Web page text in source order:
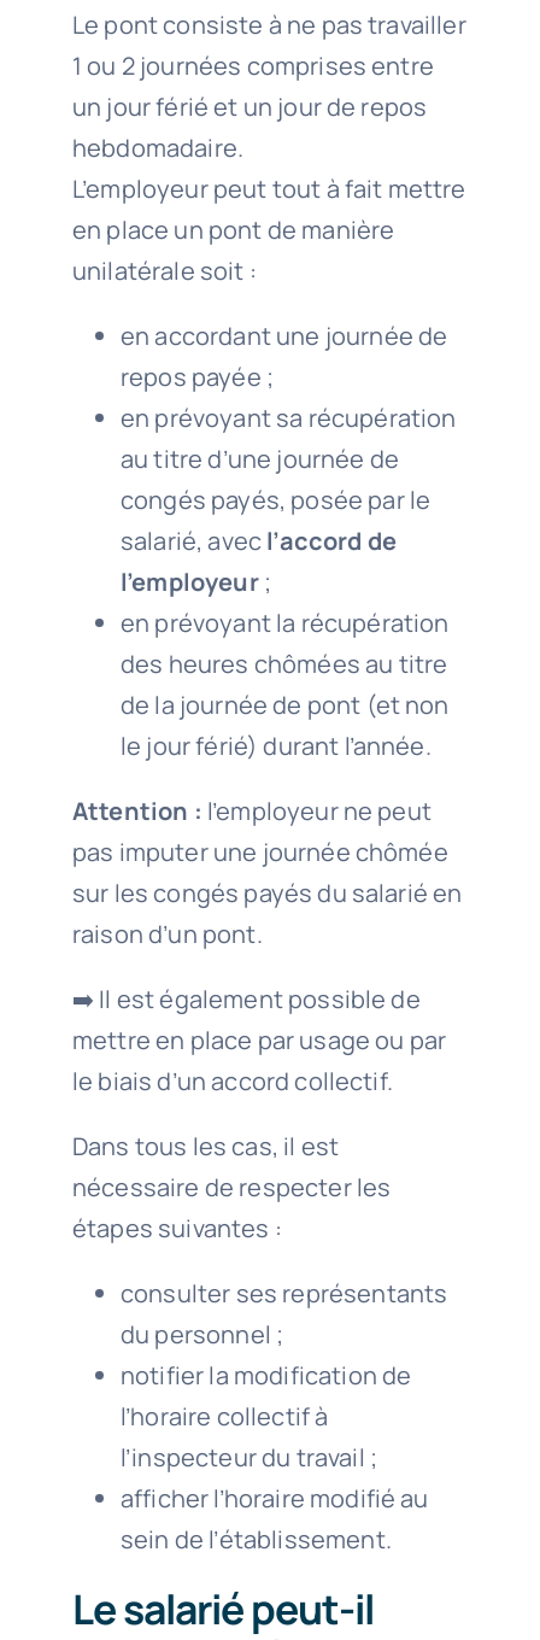
Le pont consiste à ne pas travailler
1 ou 2 journées comprises entre
un jour férié et un jour de repos
hebdomadaire.
L’employeur peut tout à fait mettre
en place un pont de manière
unilatérale soit :
en accordant une journée de
repos payée ;
en prévoyant sa récupération
au titre d’une journée de
congés payés, posée par le
salarié, avecl’accord de
l’employeur;
en prévoyant la récupération
des heures chômées au titre
de la journée de pont (et non
le jour férié) durant l’année.
Attention : l’employeur ne peut
pas imputer une journée chômée
sur les congés payés du salarié en
raison d’un pont.
➡️ Il est également possible de
mettre en place par usage ou par
le biais d’un accord collectif.
Dans tous les cas, il est
nécessaire de respecter les
étapes suivantes :
consulter ses représentants
du personnel ;
notifier la modification de
l’horaire collectif à
l’inspecteur du travail ;
afficher l’horaire modifié au
sein de l’établissement.
Le salarié peut-il